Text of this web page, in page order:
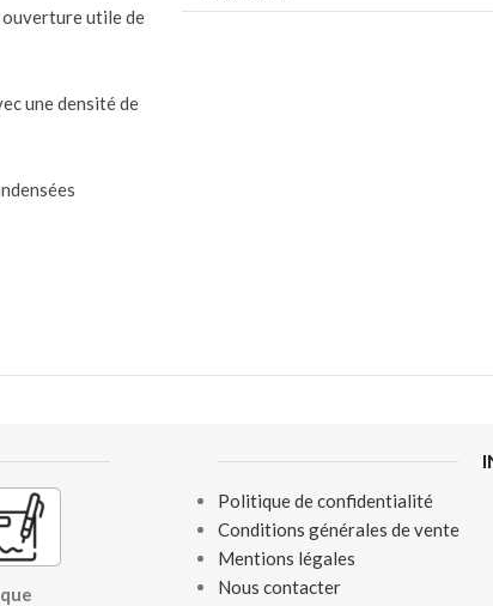
ouverture utile de
une densité de
Politique de confidentialité
Conditions générales de vente
Mentions légales
Nous contacter